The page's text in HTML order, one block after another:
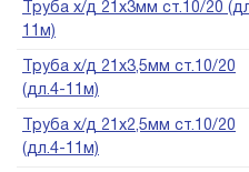
Труба х/д 21х3мм ст.10/20
11м)
Труба х/д 21х3,5мм ст.10/20
(дл.4-11м)
Труба х/д 21х2,5мм ст.10/20
(дл.4-11м)